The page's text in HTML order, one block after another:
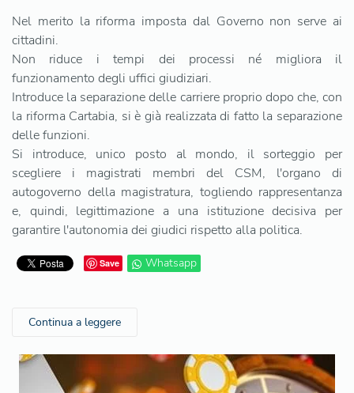
Nel merito la riforma imposta dal Governo non serve ai
cittadini.
Non riduce i tempi dei processi né migliora il
funzionamento degli uffici giudiziari.
Introduce la separazione delle carriere proprio dopo che, con
la riforma Cartabia, si è già realizzata di fatto la separazione
delle funzioni.
Si introduce, unico posto al mondo, il sorteggio per
scegliere i magistrati membri del CSM, l'organo di
autogoverno della magistratura, togliendo rappresentanza
e, quindi, legittimazione a una istituzione decisiva per
garantire l'autonomia dei giudici rispetto alla politica.
Save Whatsapp
Continua a leggere